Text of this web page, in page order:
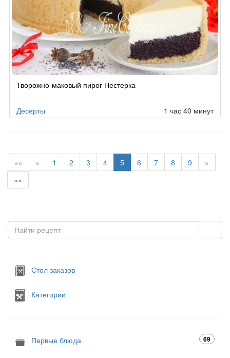
по
Творожно-маковый пирог Нестерка
Десерты 1 час 40 минут
«« « 1 2 3 4 5 6 7 8 9
»
»»
Стол заказов
Категории
Первые блюда 69